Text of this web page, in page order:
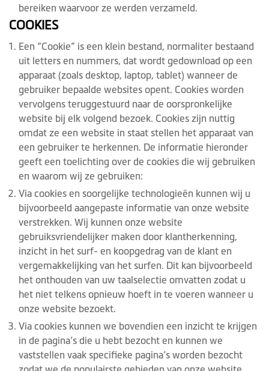
bereiken waarvoor ze werden verzameld.
COOKIES
Een “Cookie” is een klein bestand, normaliter bestaand
uit letters en nummers, dat wordt gedownload op een
apparaat (zoals desktop, laptop, tablet) wanneer de
gebruiker bepaalde websites opent. Cookies worden
vervolgens teruggestuurd naar de oorspronkelijke
website bij elk volgend bezoek. Cookies zijn nuttig
omdat ze een website in staat stellen het apparaat van
een gebruiker te herkennen. De informatie hieronder
geeft een toelichting over de cookies die wij gebruiken
en waarom wij ze gebruiken:
Via cookies en soorgelijke technologieën kunnen wij u
bijvoorbeeld aangepaste informatie van onze website
verstrekken. Wij kunnen onze website
gebruiksvriendelijker maken door klantherkenning,
inzicht in het surf- en koopgedrag van de klant en
vergemakkelijking van het surfen. Dit kan bijvoorbeeld
het onthouden van uw taalselectie omvatten zodat u
het niet telkens opnieuw hoeft in te voeren wanneer u
onze website bezoekt.
Via cookies kunnen we bovendien een inzicht te krijgen
in de pagina’s die u hebt bezocht en kunnen we
vaststellen vaak specifieke pagina’s worden bezocht